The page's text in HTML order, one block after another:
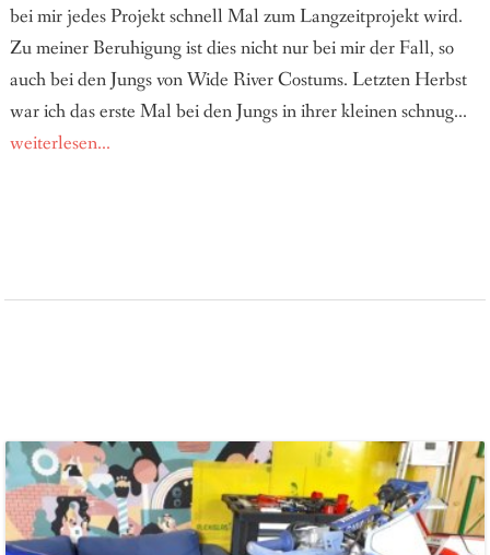
bei mir jedes Projekt schnell Mal zum Langzeitprojekt wird.
Zu meiner Beruhigung ist dies nicht nur bei mir der Fall, so
auch bei den Jungs von Wide River Costums. Letzten Herbst
war ich das erste Mal bei den Jungs in ihrer kleinen schnug...
weiterlesen...